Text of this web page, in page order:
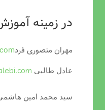
در زمینه
مهران منصوری فرد
عادل طالبی
سید محمد امین